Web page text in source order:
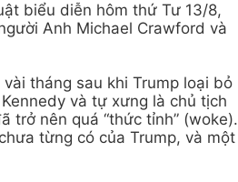
biểu diễn hôm thứ Tư 13/8,
Anh Michael Crawford và
tháng sau khi Trump loại bỏ
và tự xưng là chủ tịch
trở nên quá “thức tỉnh” (woke).
từng có của Trump, và một